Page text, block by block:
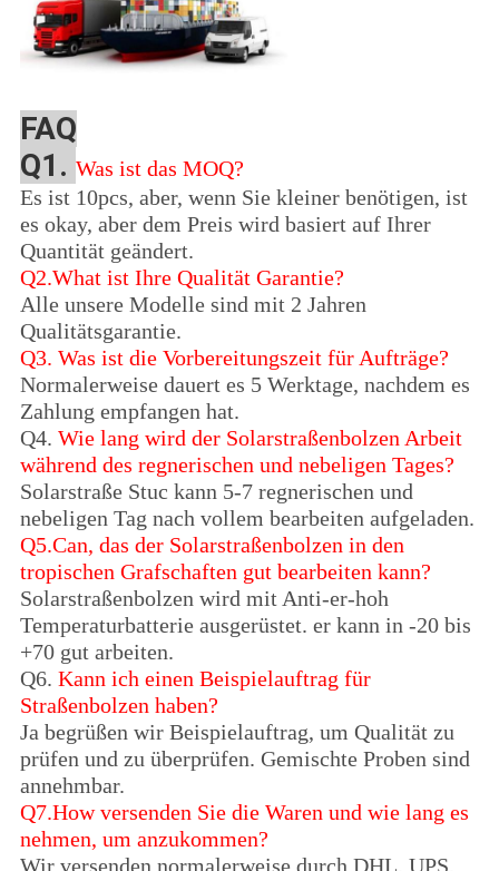
FAQ
Q1. Was ist das MOQ?
Es ist 10pcs, aber, wenn Sie kleiner benötigen, ist
es okay, aber dem Preis wird basiert auf Ihrer
Quantität geändert.
Q2.What ist Ihre Qualität Garantie?
Alle unsere Modelle sind mit 2 Jahren
Qualitätsgarantie.
Q3. Was ist die Vorbereitungszeit für Aufträge?
Normalerweise dauert es 5 Werktage, nachdem es
Zahlung empfangen hat.
Q4. Wie lang wird der Solarstraßenbolzen Arbeit
während des regnerischen und nebeligen Tages?
Solarstraße Stuc kann 5-7 regnerischen und
nebeligen Tag nach vollem bearbeiten aufgeladen.
Q5.Can, das der Solarstraßenbolzen in den
tropischen Grafschaften gut bearbeiten kann?
Solarstraßenbolzen wird mit Anti-er-hoh
Temperaturbatterie ausgerüstet. er kann in -20 bis
+70 gut arbeiten.
Q6. Kann ich einen Beispielauftrag für
Straßenbolzen haben?
Ja begrüßen wir Beispielauftrag, um Qualität zu
prüfen und zu überprüfen. Gemischte Proben sind
annehmbar.
Q7.How versenden Sie die Waren und wie lang es
nehmen, um anzukommen?
Wir versenden normalerweise durch DHL, UPS,